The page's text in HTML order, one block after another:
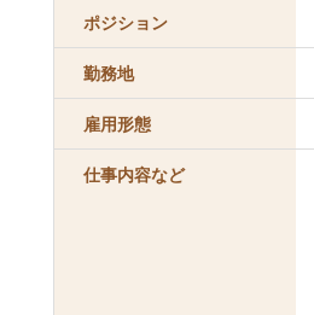
ポジション
勤務地
雇用形態
仕事内容など